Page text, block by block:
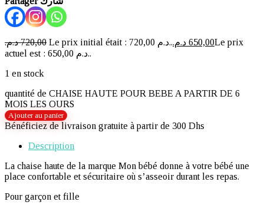
720,00 د.م. Le prix initial était : 720,00 د.م.. 650,00 د.م.
Le prix
actuel est : 650,00 د.م..
1 en stock
quantité de CHAISE HAUTE POUR BEBE A PARTIR DE 6
MOIS LES OURS
Ajouter au panier
Bénéficiez de livraison gratuite à partir de 300 Dhs
Description
La chaise haute de la marque Mon bébé donne à votre bébé une
place confortable et sécuritaire où s’asseoir durant les repas.
Pour garçon et fille